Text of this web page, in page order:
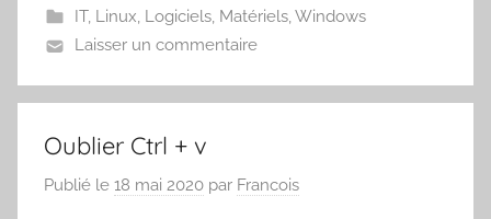
IT, Linux, Logiciels, Matériels,Windows
Laisser un commentaire
Oublier Ctrl + v
Publié le 18 mai 2020 par Francois